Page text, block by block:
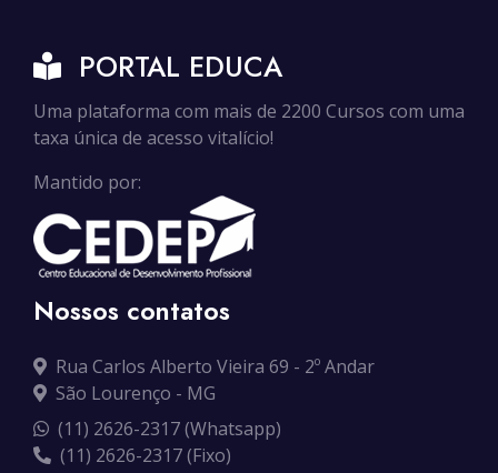
PORTAL EDUCA
Uma plataforma com mais de 2200 Cursos com uma
taxa única de acesso vitalício!
Mantido por:
Nossos contatos
Rua Carlos Alberto Vieira 69 - 2º Andar
São Lourenço - MG
(11) 2626-2317 (Whatsapp)
(11) 2626-2317 (Fixo)